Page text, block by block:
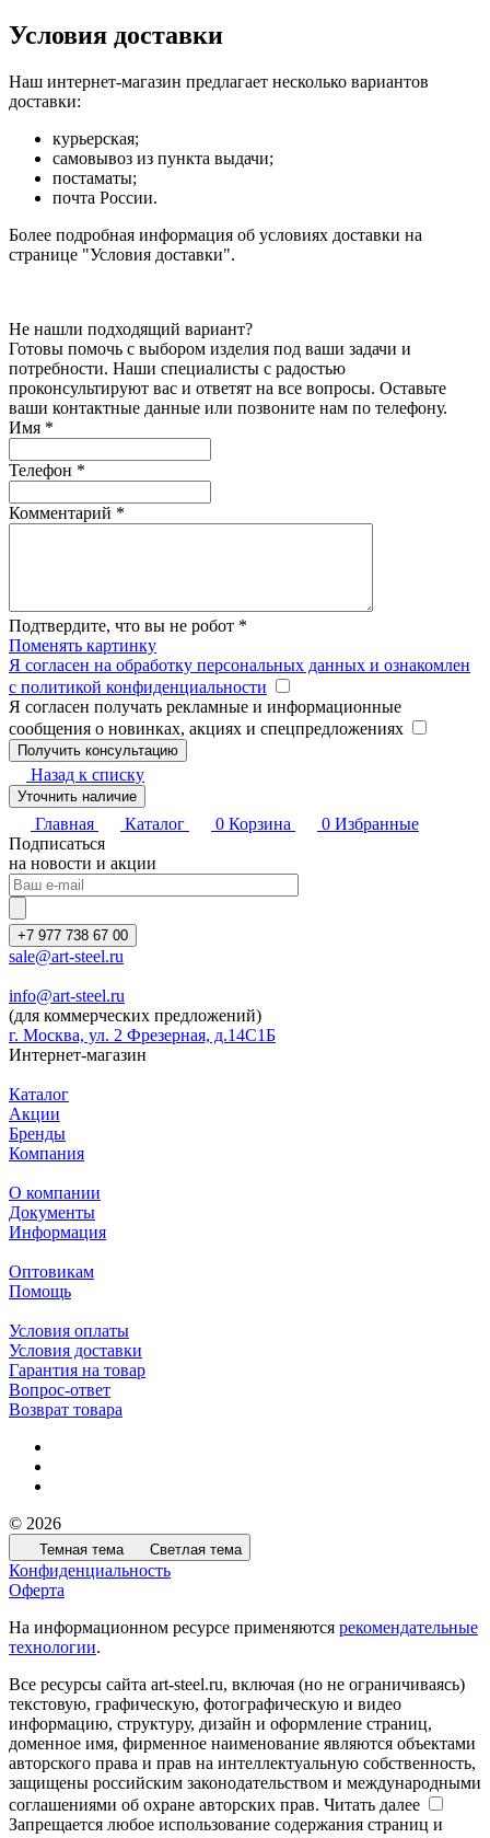
Условия доставки
Наш интернет-магазин предлагает несколько вариантов
доставки:
курьерская;
самовывоз из пункта выдачи;
постаматы;
почта России.
Более подробная информация об условиях доставки на
странице "Условия доставки".
Не нашли подходящий вариант?
Готовы помочь с выбором изделия под ваши задачи и
потребности. Наши специалисты с радостью
проконсультируют вас и ответят на все вопросы. Оставьте
ваши контактные данные или позвоните нам по телефону.
Имя *
Телефон *
Комментарий *
Подтвердите, что вы не робот *
Поменять картинку
Я согласен на обработку персональных данных и ознакомлен
с политикой конфиденциальности
Я согласен получать рекламные и информационные
сообщения о новинках, акциях и спецпредложениях
Назад к списку
Уточнить наличие
Главная Каталог 0 Корзина 0 Избранные
Подписаться
на новости и акции
+7 977 738 67 00
sale@art-steel.ru
info@art-steel.ru
(для коммерческих предложений)
г. Москва, ул. 2 Фрезерная, д.14С1Б
Интернет-магазин
Каталог
Акции
Бренды
Компания
О компании
Документы
Информация
Оптовикам
Помощь
Условия оплаты
Условия доставки
Гарантия на товар
Вопрос-ответ
Возврат товара
© 2026
Темная тема Светлая тема
Конфиденциальность
Оферта
На информационном ресурсе применяются рекомендательные
технологии.
Все ресурсы сайта art-steel.ru, включая (но не ограничиваясь)
текстовую, графическую, фотографическую и видео
информацию, структуру, дизайн и оформление страниц,
доменное имя, фирменное наименование являются объектами
авторского права и прав на интеллектуальную собственность,
защищены российским законодательством и международными
соглашениями об охране авторских прав. Читать далее
Запрещается любое использование содержания страниц и